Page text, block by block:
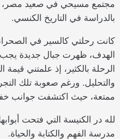
مجتمع مسيحي في صعيد
بالدراسة في التاريخ الكنسي.
كانت رحلتي كالسير في
الهدف، ظهرت جبال جديدة يجب
الرحلة بالكثير، إذ علمتني
والتحليل. ورغم صعوبة تلك
ممتعة، حيث اكتشفت جوانب
لله در الكنيسة التي فتحت
مدرسة الفهم والكتابة والحياة.